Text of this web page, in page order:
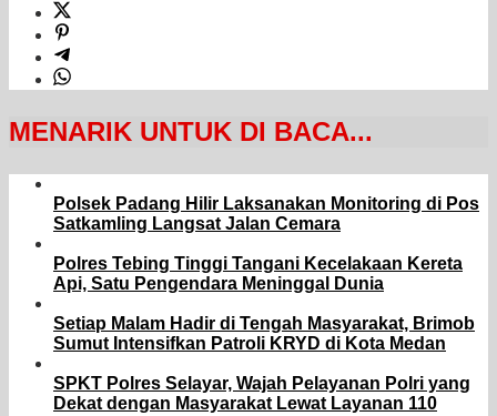
MENARIK UNTUK DI BACA...
Polsek Padang Hilir Laksanakan Monitoring di Pos
Satkamling Langsat Jalan Cemara
Polres Tebing Tinggi Tangani Kecelakaan Kereta
Api, Satu Pengendara Meninggal Dunia
Setiap Malam Hadir di Tengah Masyarakat, Brimob
Sumut Intensifkan Patroli KRYD di Kota Medan
SPKT Polres Selayar, Wajah Pelayanan Polri yang
Dekat dengan Masyarakat Lewat Layanan 110